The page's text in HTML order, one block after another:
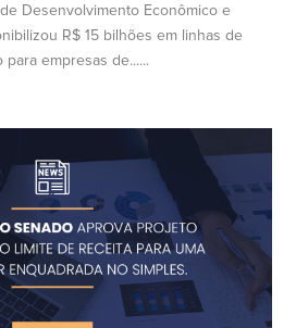
Desenvolvimento Econômico e
R$ 15 bilhões em linhas de
para empresas de......